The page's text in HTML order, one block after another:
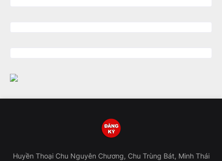
Huyền Thoại Chu Nguyên Chương, Chu Trùng Bát, Minh Thái